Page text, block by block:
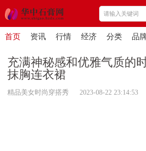
首页 资讯 行情 经济 分类 品
充满神秘感和优雅气质
抹胸连衣裙
精品美女时尚穿搭秀 2023-08-22 23:14:53